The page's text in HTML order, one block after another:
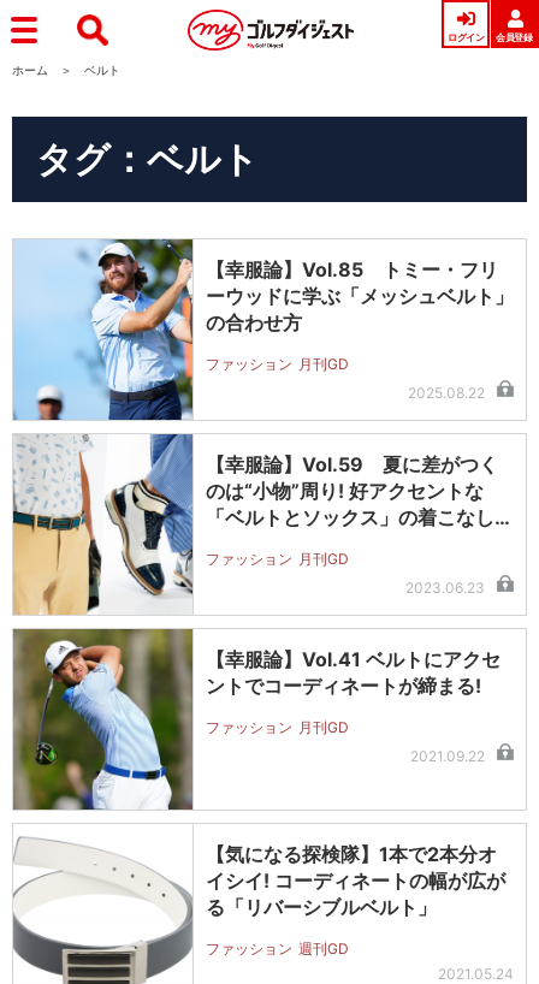
ログイン 会員登録
ホーム ベルト
タグ：ベルト
【幸服論】Vol.85 トミー・フリ
ーウッドに学ぶ「メッシュベルト」
の合わせ方
ファッション 月刊GD
2025.08.22
【幸服論】Vol.59 夏に差がつく
のは“小物”周り! 好アクセントな
「ベルトとソックス」の着こなし…
ファッション 月刊GD
2023.06.23
【幸服論】Vol.41 ベルトにアクセ
ントでコーディネートが締まる!
ファッション 月刊GD
2021.09.22
【気になる探検隊】1本で2本分オ
イシイ! コーディネートの幅が広が
る「リバーシブルベルト」
ファッション 週刊GD
2021.05.24